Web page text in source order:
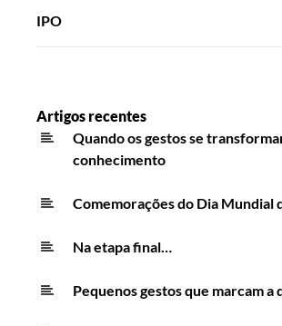
IPO
Artigos recentes
Quando os gestos se
conhecimento
Comemorações do Dia Mundial
Na etapa final…
Pequenos gestos que marcam a